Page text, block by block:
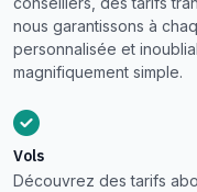
nous garantissons à
personnalisée et
magnifiquement simple.
Vols
Découvrez des tarifs